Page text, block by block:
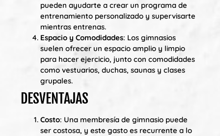
pueden ayudarte a crear un programa de
entrenamiento personalizado y supervisarte
mientras entrenas.
Espacio y Comodidades: Los gimnasios
suelen ofrecer un espacio amplio y limpio
para hacer ejercicio, junto con comodidades
como vestuarios, duchas, saunas y clases
grupales.
DESVENTAJAS
Costo: Una membresía de gimnasio puede
ser costosa, y este gasto es recurrente a lo